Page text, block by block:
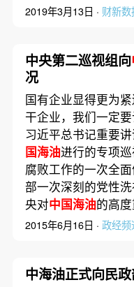
2019年3月13日 · 财新
中央第二巡视组向
况
国有企业显得更为紧
干企业，我们一定
习近平总书记重要
国海油进行的专项
腐败工作的一次全
部一次深刻的党性
央对中国海油的高
2015年6月16日 · 政经频
中海油正式向民